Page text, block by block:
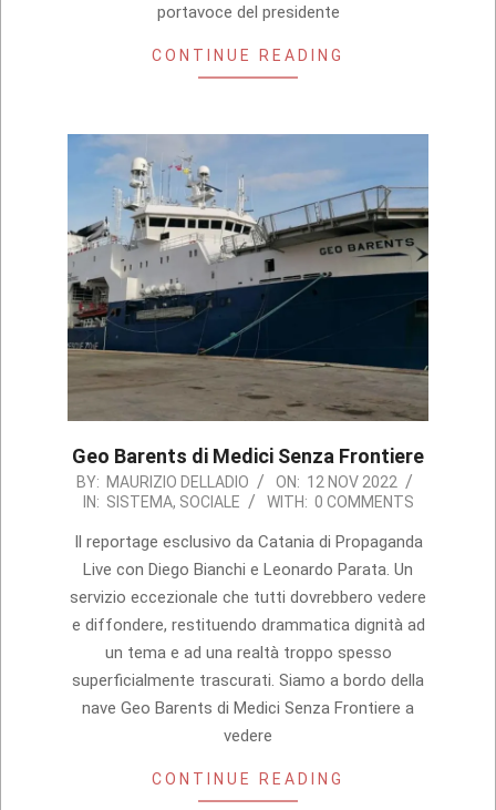
portavoce del presidente
CONTINUE READING
Geo Barents di Medici Senza Frontiere
2022-
11-
12
BY: MAURIZIO DELLADIO ON: 12 NOV 2022
IN: SISTEMA, SOCIALE WITH: 0 COMMENTS
Il reportage esclusivo da Catania di Propaganda
Live con Diego Bianchi e Leonardo Parata. Un
servizio eccezionale che tutti dovrebbero vedere
e diffondere, restituendo drammatica dignità ad
un tema e ad una realtà troppo spesso
superficialmente trascurati. Siamo a bordo della
nave Geo Barents di Medici Senza Frontiere a
vedere
CONTINUE READING